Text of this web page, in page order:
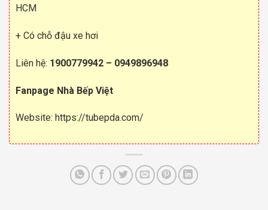
HCM
+ Có chỗ đậu xe hơi
Liên hệ: 1900779942 – 0949896948
Fanpage Nhà Bếp Việt
Website: https://tubepda.com/